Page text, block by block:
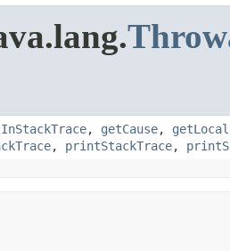
, getCause,
, printStackTrace,